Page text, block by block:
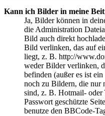
Kann ich Bilder in meine
Ja, Bilder können in
die Administration
Bild auch direkt
Bild verlinken, das auf
liegt, z. B. http://
weder Bilder verlinken,
befinden (außer es ist
noch zu Bildern, die nur
sind, z. B. Hotmail-
Passwort geschützte
benutze den BBCode-